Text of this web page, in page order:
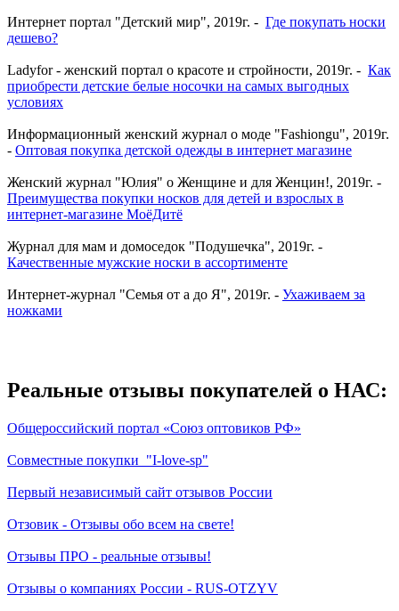
Интернет портал "Детский мир", 2019г. - Где покупать носки
дешево?
Ladyfor - женский портал о красоте и стройности, 2019г. - Как
приобрести детские белые носочки на самых выгодных
условиях
Информационный женский журнал о моде "Fashiongu", 2019г.
- Оптовая покупка детской одежды в интернет магазине
Женский журнал "Юлия" о Женщине и для Женцин!, 2019г. -
Преимущества покупки носков для детей и взрослых в
интернет-магазине МоёДитё
Журнал для мам и домоседок "Подушечка", 2019г. -
Качественные мужские носки в ассортименте
Интернет-журнал "Семья от а до Я", 2019г. - Ухаживаем за
ножками
Реальные отзывы покупателей о НАС:
Общероссийский портал «Союз оптовиков РФ»
Совместные покупки "I-love-sp"
Первый независимый сайт отзывов России
Отзовик - Отзывы обо всем на свете!
Отзывы ПРО - реальные отзывы!
Отзывы о компаниях России - RUS-OTZYV